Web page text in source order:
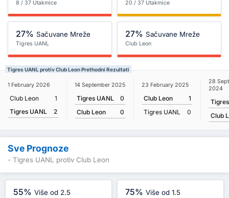
8 / 37 Utakmice 20 / 37 Utakmice
27% Sačuvane Mreže
Tigres UANL
27% Sačuvane Mreže
Club Leon
Tigres UANL protiv Club Leon Prethodni Rezultati
1 February 2026
Club Leon
1
Tigres UANL
2
14 September 2025
Tigres UANL
0
Club Leon
0
23 February 2025
Club Leon
1
Tigres UANL
0
28
2024
Club
Sve Prognoze
- Tigres UANL protiv Club Leon
55% Više od 2.5 75% Više od 1.5